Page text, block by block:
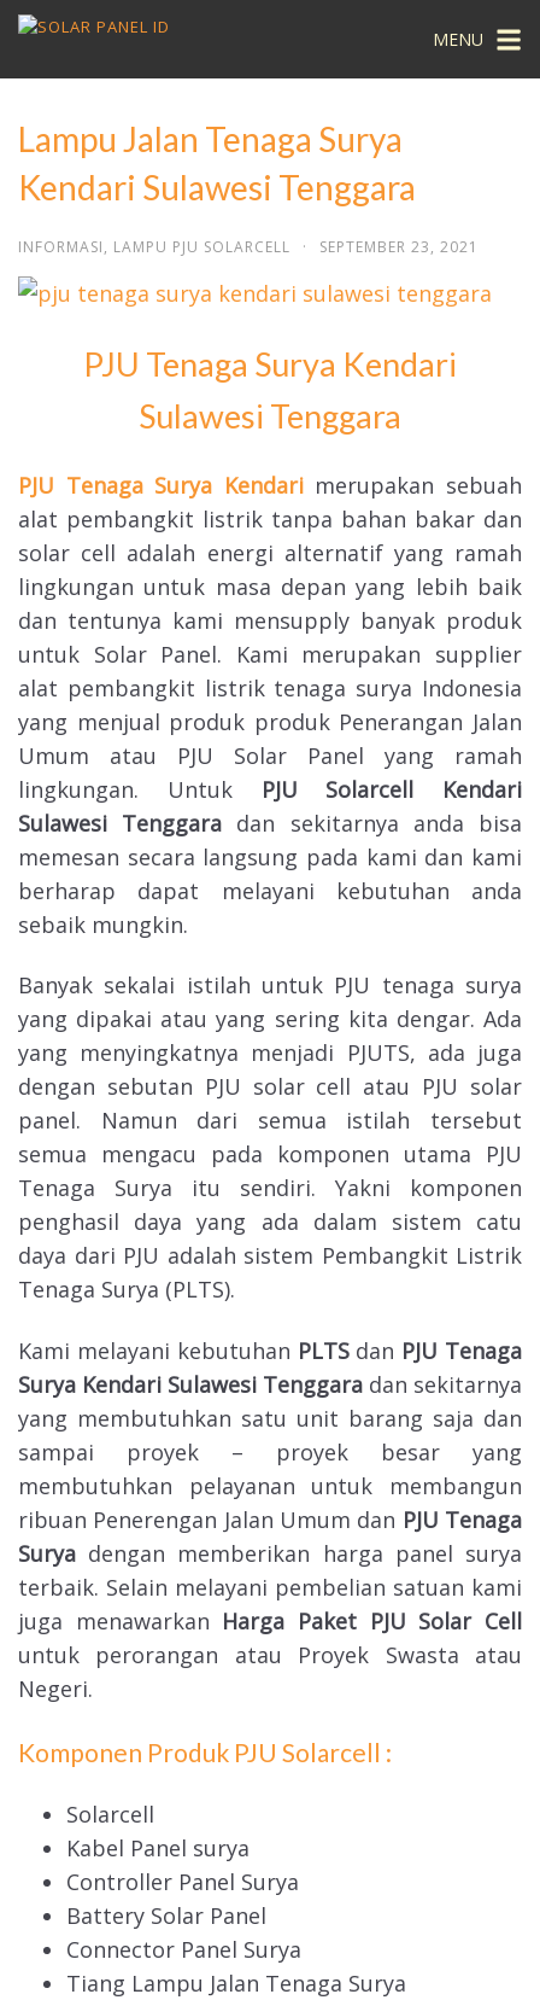
MENU
Lampu Jalan Tenaga Surya
Kendari Sulawesi Tenggara
INFORMASI, LAMPU PJU SOLARCELL · SEPTEMBER 23, 2021
PJU Tenaga Surya Kendari
Sulawesi Tenggara
PJU Tenaga Surya Kendari merupakan sebuah
alat pembangkit listrik tanpa bahan bakar dan
solar cell adalah energi alternatif yang ramah
lingkungan untuk masa depan yang lebih baik
dan tentunya kami mensupply banyak produk
untuk Solar Panel. Kami merupakan supplier
alat pembangkit listrik tenaga surya Indonesia
yang menjual produk produk Penerangan Jalan
Umum atau PJU Solar Panel yang ramah
lingkungan. Untuk
PJU Solarcell Kendari
Sulawesi Tenggara dan sekitarnya anda bisa
memesan secara langsung pada kami dan kami
berharap dapat melayani kebutuhan anda
sebaik mungkin.
Banyak sekalai istilah untuk PJU tenaga surya
yang dipakai atau yang sering kita dengar. Ada
yang menyingkatnya menjadi PJUTS, ada juga
dengan sebutan PJU solar cell atau PJU solar
panel. Namun dari semua istilah tersebut
semua mengacu pada komponen utama PJU
Tenaga Surya itu sendiri. Yakni komponen
penghasil daya yang ada dalam sistem catu
daya dari PJU adalah sistem Pembangkit Listrik
Tenaga Surya (PLTS).
Kami melayani kebutuhan PLTSdan PJU Tenaga
Surya Kendari Sulawesi Tenggara dan sekitarnya
yang membutuhkan satu unit barang saja dan
sampai proyek – proyek besar yang
membutuhkan pelayanan untuk membangun
ribuan Penerengan Jalan Umum dan PJU Tenaga
Surya dengan memberikan harga panel surya
terbaik. Selain melayani pembelian satuan kami
juga menawarkan Harga Paket PJU Solar Cell
untuk perorangan atau Proyek Swasta atau
Negeri.
Komponen Produk PJU Solarcell :
Solarcell
Kabel Panel surya
Controller Panel Surya
Battery Solar Panel
Connector Panel Surya
Tiang Lampu Jalan Tenaga Surya